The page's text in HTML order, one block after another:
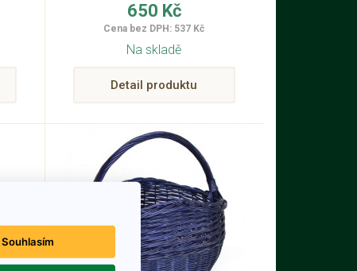
650 Kč
Cena bez DPH: 537 Kč
Na skladě
Detail produktu
Souhlasím